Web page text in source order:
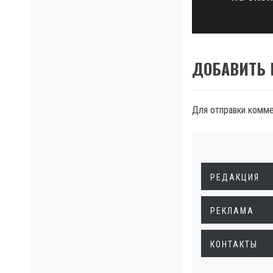
post:
ДОБАВИТЬ
Для отправки
РЕДАКЦИЯ
РЕКЛАМА
КОНТАКТЫ